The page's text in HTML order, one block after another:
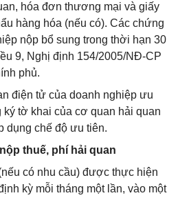
hóa đơn thương mại và giấy
hàng hóa (nếu có). Các chứng
nộp bổ sung trong thời hạn 30
9, Nghị định 154/2005/NĐ-CP
phủ.
điện tử của doanh nghiệp ưu
tờ khai của cơ quan hải quan
dụng chế độ ưu tiên.
thuế, phí hải quan
có nhu cầu) được thực hiện
kỳ mỗi tháng một lần, vào một